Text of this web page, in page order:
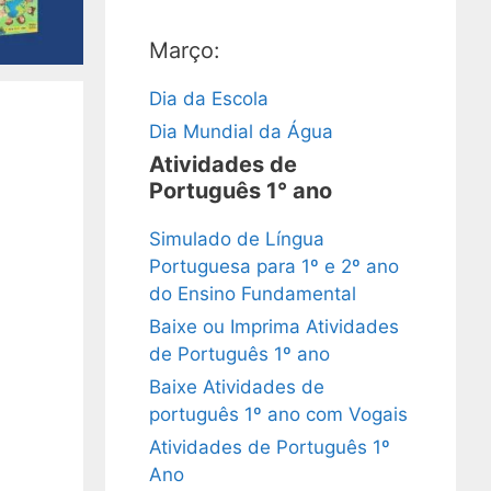
Março:
Dia da Escola
Dia Mundial da Água
Atividades de
Português 1° ano
Simulado de Língua
Portuguesa para 1º e 2º ano
do Ensino Fundamental
Baixe ou Imprima Atividades
de Português 1º ano
Baixe Atividades de
português 1º ano com Vogais
Atividades de Português 1º
Ano